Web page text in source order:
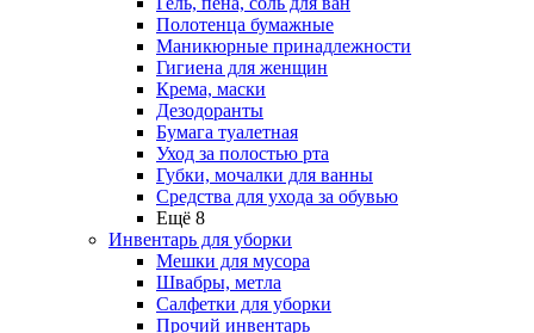
Полотенца бумажные
Маникюрные принадлежности
Гигиена для женщин
Крема, маски
Дезодоранты
Бумага туалетная
Уход за полостью рта
Губки, мочалки для ванны
Средства для ухода за обувью
Ещё 8
Инвентарь для уборки
Мешки для мусора
Швабры, метла
Салфетки для уборки
Прочий инвентарь